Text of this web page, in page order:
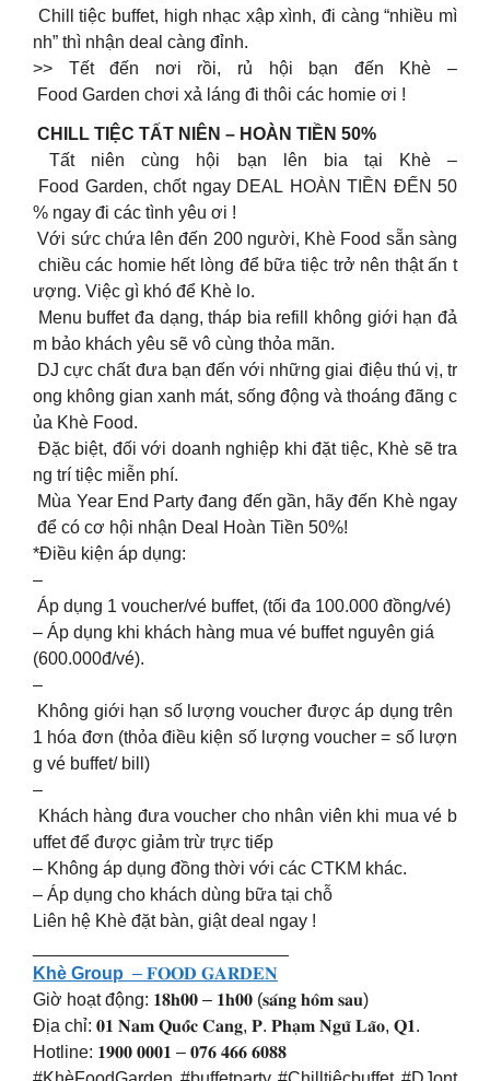
Chill tiệc buffet, high nhạc xập xình, đi càng “nhiều mì
nh” thì nhận deal càng đỉnh.
>> Tết đến nơi rồi, rủ hội bạn đến Khè –
Food Garden chơi xả láng đi thôi các homie ơi !
CHILL TIỆC TẤT NIÊN – HOÀN TIỀN 50%
Tất niên cùng hội bạn lên bia tại Khè –
Food Garden, chốt ngay DEAL HOÀN TIỀN ĐẾN 50
% ngay đi các tình yêu ơi !
Với sức chứa lên đến 200 người, Khè Food sẵn sàng
chiều các homie hết lòng để bữa tiệc trở nên thật ấn t
ượng. Việc gì khó để Khè lo.
Menu buffet đa dạng, tháp bia refill không giới hạn đả
m bảo khách yêu sẽ vô cùng thỏa mãn.
DJ cực chất đưa bạn đến với những giai điệu thú vị, tr
ong không gian xanh mát, sống động và thoáng đãng c
ủa Khè Food.
Đặc biệt, đối với doanh nghiệp khi đặt tiệc, Khè sẽ tra
ng trí tiệc miễn phí.
Mùa Year End Party đang đến gần, hãy đến Khè ngay
để có cơ hội nhận Deal Hoàn Tiền 50%!
*Điều kiện áp dụng:
–
Áp dụng 1 voucher/vé buffet, (tối đa 100.000 đồng/vé)
– Áp dụng khi khách hàng mua vé buffet nguyên giá
(600.000đ/vé).
–
Không giới hạn số lượng voucher được áp dụng trên
1 hóa đơn (thỏa điều kiện số lượng voucher = số lượn
g vé buffet/ bill)
–
Khách hàng đưa voucher cho nhân viên khi mua vé b
uffet để được giảm trừ trực tiếp
– Không áp dụng đồng thời với các CTKM khác.
– Áp dụng cho khách dùng bữa tại chỗ
Liên hệ Khè đặt bàn, giật deal ngay !
Khè Group – 𝐅𝐎𝐎𝐃 𝐆𝐀𝐑𝐃𝐄𝐍
Giờ hoạt động: 𝟏𝟖𝐡𝟎𝟎 – 𝟏𝐡𝟎𝟎 (𝐬𝐚́𝐧𝐠 𝐡𝐨̂𝐦 𝐬𝐚𝐮)
Địa chỉ: 𝟎𝟏 𝐍𝐚𝐦 𝐐𝐮𝐨̂́𝐜 𝐂𝐚𝐧𝐠, 𝐏. 𝐏𝐡𝐚̣𝐦 𝐍𝐠𝐮̃ 𝐋𝐚̃𝐨, 𝐐𝟏.
Hotline: 𝟏𝟗𝟎𝟎 𝟎𝟎𝟎𝟏 – 𝟎𝟕𝟔 𝟒𝟔𝟔 𝟔𝟎𝟖𝟖